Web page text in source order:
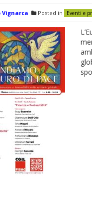
Vignarca Posted in Eventi e